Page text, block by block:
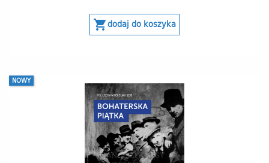
shopping_cartdodaj do koszyka
NOWY